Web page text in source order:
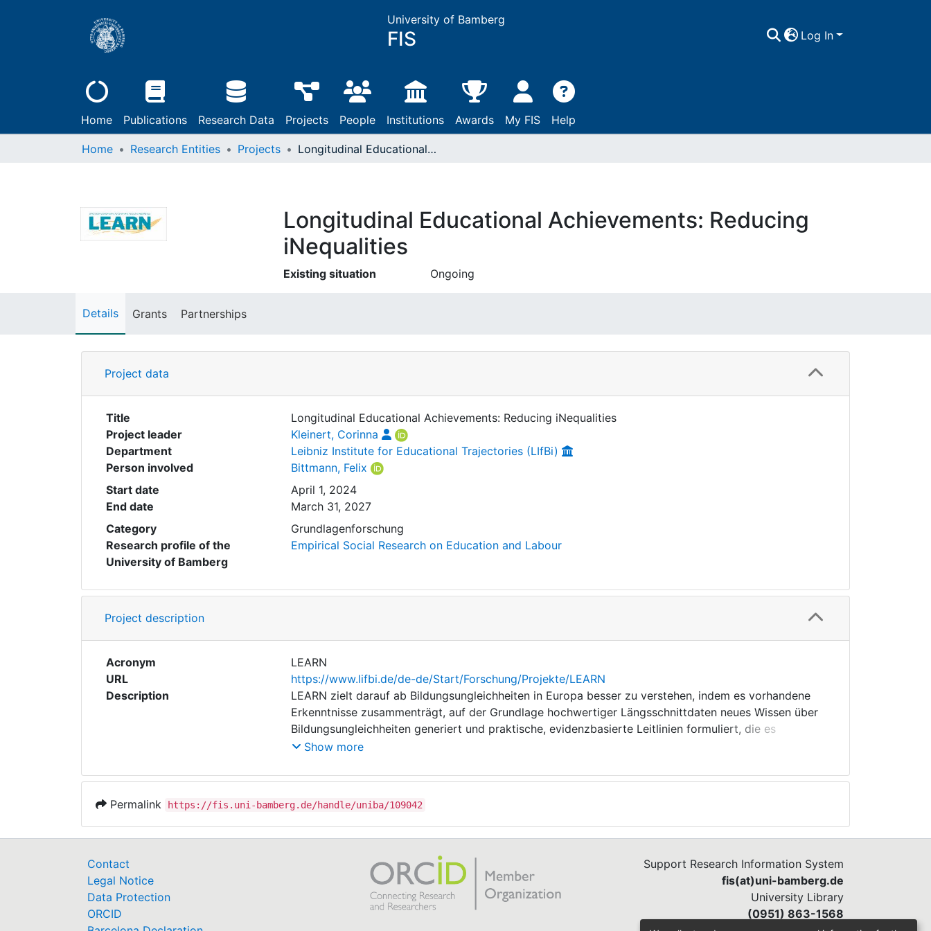
University of Bamberg
FIS Log In
Home Publications Research Data Projects People Institutions Awards My FIS Help
Home Research Entities Projects Longitudinal Educational Achievements: Reducing iNequalities
Longitudinal Educational Achievements: Reducing
iNequalities
Existing situation Ongoing
Details Grants Partnerships
Project data
Title
Longitudinal Educational Achievements: Reducing iNequalities
Project leader
Kleinert, Corinna
Department
Leibniz Institute for Educational Trajectories (LIfBi)
Person involved
Bittmann, Felix
Start date
April 1, 2024
End date
March 31, 2027
Category
Grundlagenforschung
Research profile of the
University of Bamberg
Empirical Social Research on Education and Labour
Project description
Acronym
LEARN
URL
https://www.lifbi.de/de-de/Start/Forschung/Projekte/LEARN
Description
LEARN zielt darauf ab Bildungsungleichheiten in Europa besser zu verstehen, indem es vorhandene
Erkenntnisse zusammenträgt, auf der Grundlage hochwertiger Längsschnittdaten neues Wissen über
Bildungsungleichheiten generiert und praktische, evidenzbasierte Leitlinien formuliert, die es
politischen Entscheidungsträgern in Europa ermöglichen, diese Probleme anzugehen. LEARN
in neun ausgewählten Fallstudienländern, die unterschiedliche Wohlfahrtsregimes und
Rumänien, die Schweiz und Großbritannien. LEARN hat drei übergreifende Ziele: (1) die Beschaffung,
Sichtung und vergleichende Dokumentation vorhandener Daten, um Analysen auf Basis von qualitativ
Entwicklung von Werkzeugen für politische Entscheidungsträger, die sich auf die Ergebnisse von
Längsschnittanalysen beziehen und sie bei der politischen Entscheidungsfindung unterstützen, und
(3) die Identifikation von Interventionen, die Bildungsungleichheiten ausgleichen. LEARN stützt sich
auf eine Vielzahl unterschiedlicher Verfahren, um diese Ziele zu erreichen: systematische Reviews,
länderspezifische Fallstudien, harmonisierte länderspezifische und vergleichende empirische
Show more
Permalink https://fis.uni-bamberg.de/handle/uniba/109042
Contact
Legal Notice
Data Protection
ORCID
Support Research Information System
fis(at)uni-bamberg.de
University Library
(0951) 863-1568